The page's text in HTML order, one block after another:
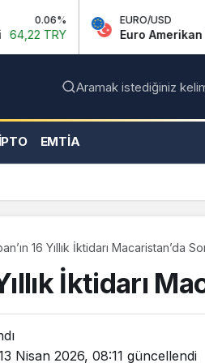
EURO/USD
Euro Amerikan Doları
Aramak istediğiniz
EMTIA
16 Yıllık İktidarı Macaristan’da
İktidarı
Nisan 2026, 08:11 güncellendi